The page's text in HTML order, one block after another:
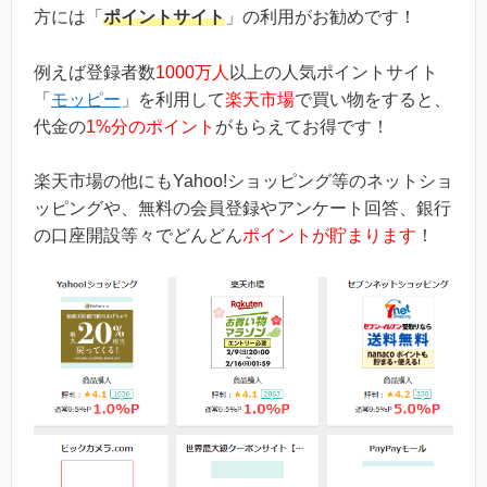
方には「 ポイントサイト 」の利用がお勧めです！
例えば登録者数1000万人 以上の人気ポイントサイト
「 モッピー 」を利用して楽天市場で買い物をすると、
代金の1%分のポイント がもらえてお得です！
楽天市場の他にもYahoo!ショッピング等のネットショ
ッピングや、無料の会員登録やアンケート回答、銀行
の口座開設等々でどんどんポイントが貯まります ！